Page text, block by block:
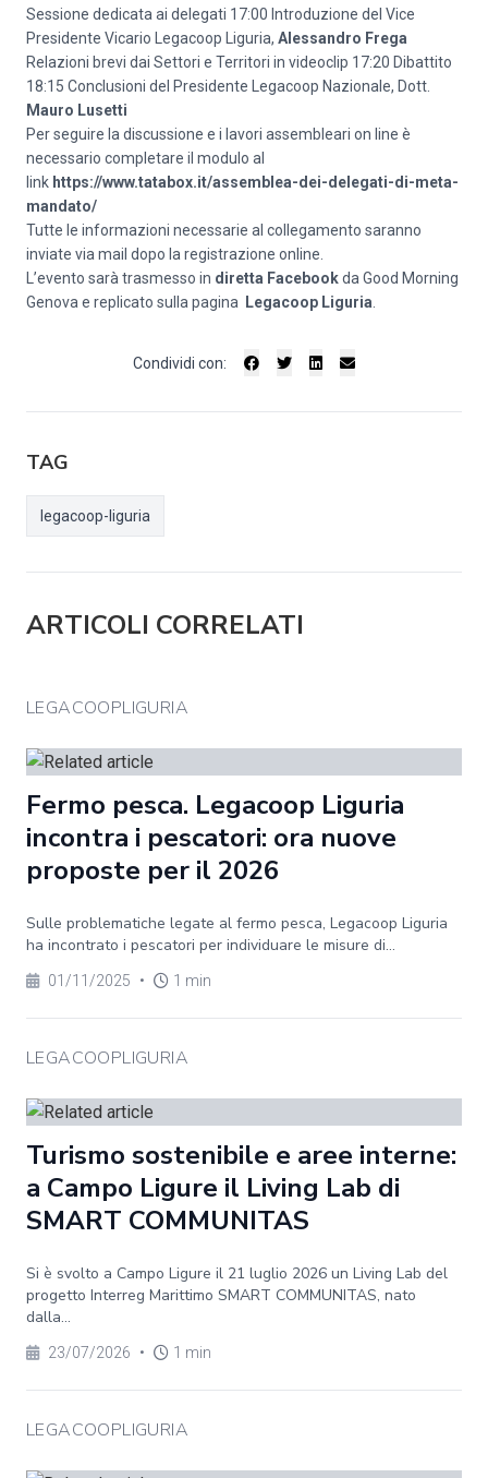
Sessione dedicata ai delegati 17:00 Introduzione del Vice
Presidente Vicario Legacoop Liguria, Alessandro Frega
Relazioni brevi dai Settori e Territori in videoclip 17:20 Dibattito
18:15 Conclusioni del Presidente Legacoop Nazionale, Dott.
Mauro Lusetti
Per seguire la discussione e i lavori assembleari on line è
necessario completare il modulo al
link https://www.tatabox.it/assemblea-dei-delegati-di-meta-
mandato/
Tutte le informazioni necessarie al collegamento saranno
inviate via mail dopo la registrazione online.
L’evento sarà trasmesso in diretta Facebookda Good Morning
Genova e replicato sulla pagina Legacoop Liguria
Condividi con:
TAG
legacoop-liguria
ARTICOLI CORRELATI
LEGACOOPLIGURIA
Fermo pesca. Legacoop Liguria
incontra i pescatori: ora nuove
proposte per il 2026
Sulle problematiche legate al fermo pesca, Legacoop Liguria
ha incontrato i pescatori per individuare le misure di...
01/11/2025 • 1 min
LEGACOOPLIGURIA
Turismo sostenibile e aree interne:
a Campo Ligure il Living Lab di
SMART COMMUNITAS
Si è svolto a Campo Ligure il 21 luglio 2026 un Living Lab del
progetto Interreg Marittimo SMART COMMUNITAS, nato
dalla...
23/07/2026 • 1 min
LEGACOOPLIGURIA